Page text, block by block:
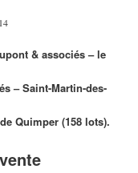
& associés – le
– Saint-Martin-des-
Quimper (158 lots).